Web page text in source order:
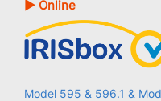
► Online
Model 595 & 596.1 &